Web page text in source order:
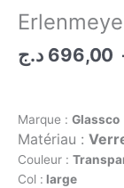
696,00 د.ج
Marque : Glassco
Matériau :
Couleur :
Col : large